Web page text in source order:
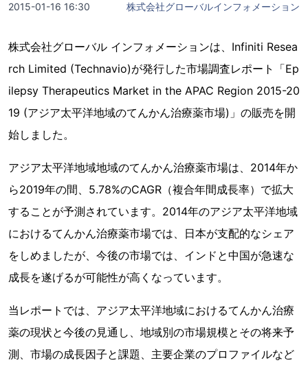
2015-01-16 16:30 株式会社グローバルインフォメーション
株式会社グローバル インフォメーションは、Infiniti Resea
rch Limited (Technavio)が発行した市場調査レポート「Ep
ilepsy Therapeutics Market in the APAC Region 2015-20
19 (アジア太平洋地域のてんかん治療薬市場)」の販売を開
始しました。
アジア太平洋地域地域のてんかん治療薬市場は、2014年か
ら2019年の間、5.78%のCAGR（複合年間成長率）で拡大
することが予測されています。2014年のアジア太平洋地域
におけるてんかん治療薬市場では、日本が支配的なシェア
をしめましたが、今後の市場では、インドと中国が急速な
成長を遂げるが可能性が高くなっています。
当レポートでは、アジア太平洋地域におけるてんかん治療
薬の現状と今後の見通し、地域別の市場規模とその将来予
測、市場の成長因子と課題、主要企業のプロファイルなど